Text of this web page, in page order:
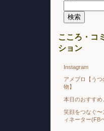
こころ・コ
ション
Instagram
アメブロ【うつ
物】
本日のおすすめ
笑顔をつなぐ
ィネーター(FB